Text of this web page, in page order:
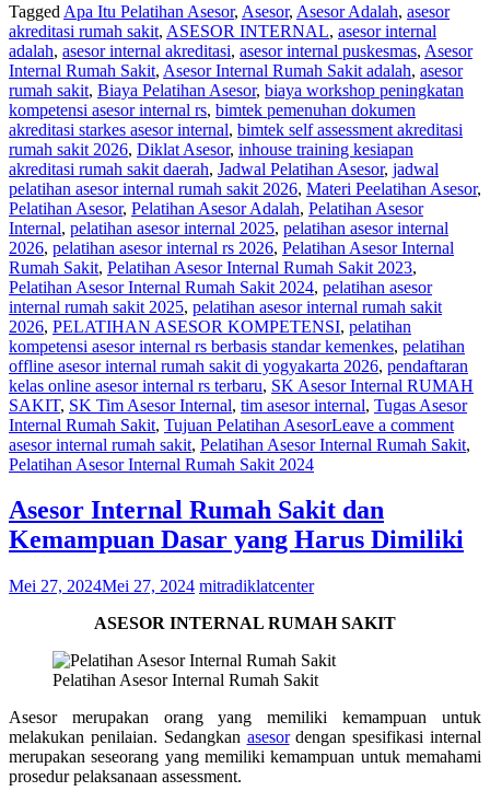
Tagged Apa Itu Pelatihan Asesor, Asesor, Asesor Adalah, asesor
akreditasi rumah sakit, ASESOR INTERNAL, asesor internal
adalah, asesor internal akreditasi, asesor internal puskesmas, Asesor
Internal Rumah Sakit, Asesor Internal Rumah Sakit adalah, asesor
rumah sakit, Biaya Pelatihan Asesor, biaya workshop peningkatan
kompetensi asesor internal rs, bimtek pemenuhan dokumen
akreditasi starkes asesor internal, bimtek self assessment akreditasi
rumah sakit 2026, Diklat Asesor, inhouse training kesiapan
akreditasi rumah sakit daerah, Jadwal Pelatihan Asesor, jadwal
pelatihan asesor internal rumah sakit 2026, Materi Peelatihan Asesor,
Pelatihan Asesor, Pelatihan Asesor Adalah, Pelatihan Asesor
Internal, pelatihan asesor internal 2025, pelatihan asesor internal
2026, pelatihan asesor internal rs 2026, Pelatihan Asesor Internal
Rumah Sakit, Pelatihan Asesor Internal Rumah Sakit 2023,
Pelatihan Asesor Internal Rumah Sakit 2024, pelatihan asesor
internal rumah sakit 2025, pelatihan asesor internal rumah sakit
2026, PELATIHAN ASESOR KOMPETENSI, pelatihan
kompetensi asesor internal rs berbasis standar kemenkes, pelatihan
offline asesor internal rumah sakit di yogyakarta 2026, pendaftaran
kelas online asesor internal rs terbaru, SK Asesor Internal RUMAH
SAKIT, SK Tim Asesor Internal, tim asesor internal, Tugas Asesor
Internal Rumah Sakit, Tujuan Pelatihan AsesorLeave a comment
asesor internal rumah sakit, Pelatihan Asesor Internal Rumah Sakit,
Pelatihan Asesor Internal Rumah Sakit 2024
Asesor Internal Rumah Sakit dan
Kemampuan Dasar yang Harus Dimiliki
Mei 27, 2024Mei 27, 2024 mitradiklatcenter
ASESOR INTERNAL RUMAH SAKIT
Pelatihan Asesor Internal Rumah Sakit
Asesor merupakan orang yang memiliki kemampuan untuk
melakukan penilaian. Sedangkan asesordengan spesifikasi internal
merupakan seseorang yang memiliki kemampuan untuk memahami
prosedur pelaksanaan assessment.